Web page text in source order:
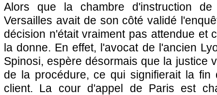
Alors que la chambre d'instruction
Versailles avait de son côté validé
décision n'était vraiment pas attendue et
la donne. En effet, l'avocat de l'ancien
Spinosi, espère désormais que la justice
de la procédure, ce qui signifierait la fin
client. La cour d'appel de Paris est